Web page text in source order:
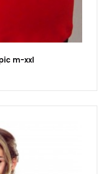
m-xxl